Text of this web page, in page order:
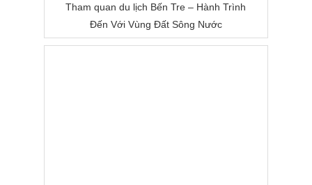
Tham quan du lịch Bến Tre – Hành Trình
Đến Với Vùng Đất Sông Nước